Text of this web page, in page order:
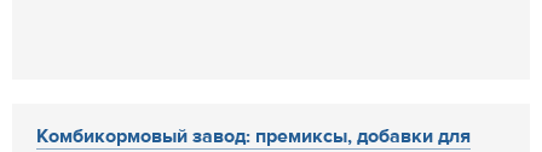
Комбикормовый завод: премиксы, добавки для